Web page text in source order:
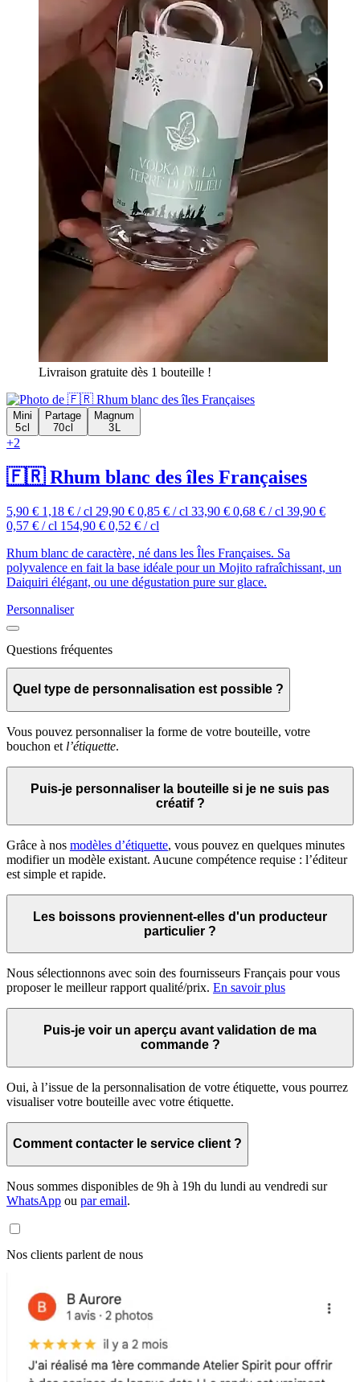
Livraison gratuite dès 1 bouteille !
Mini
5 cl
Partage
70 cl
Magnum
3 L
+2
🇫🇷 Rhum blanc des îles Françaises
5,90 € 1,18 € / cl 29,90 € 0,85 € / cl 33,90 € 0,68 € / cl 39,90 €
0,57 € / cl 154,90 € 0,52 € / cl
Rhum blanc de caractère, né dans les Îles Françaises. Sa
polyvalence en fait la base idéale pour un Mojito rafraîchissant, un
Daiquiri élégant, ou une dégustation pure sur glace.
Personnaliser
Questions fréquentes
Quel type de personnalisation est possible ?
Vous pouvez personnaliser la forme de votre bouteille, votre
bouchon et l’étiquette.
Puis-je personnaliser la bouteille si je ne suis pas
créatif ?
Grâce à nos modèles d’étiquette, vous pouvez en quelques minutes
modifier un modèle existant. Aucune compétence requise : l’éditeur
est simple et rapide.
Les boissons proviennent-elles d'un producteur
particulier ?
Nous sélectionnons avec soin des fournisseurs Français pour vous
proposer le meilleur rapport qualité/prix. En savoir plus
Puis-je voir un aperçu avant validation de ma
commande ?
Oui, à l’issue de la personnalisation de votre étiquette, vous pourrez
visualiser votre bouteille avec votre étiquette.
Comment contacter le service client ?
Nous sommes disponibles de 9h à 19h du lundi au vendredi sur
WhatsApp ou par email.
Nos clients parlent de nous